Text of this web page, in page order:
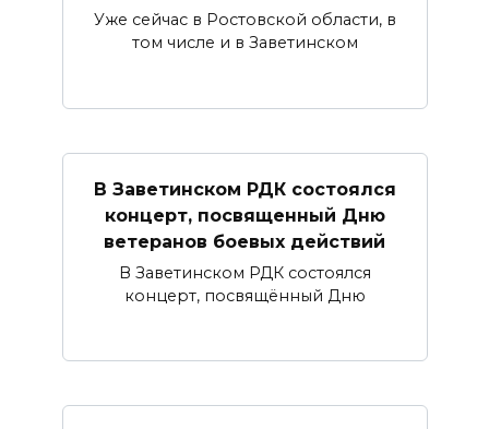
Уже сейчас в Ростовской области, в
том числе и в Заветинском
В Заветинском РДК состоялся
концерт, посвященный Дню
ветеранов боевых действий
В Заветинском РДК состоялся
концерт, посвящённый Дню